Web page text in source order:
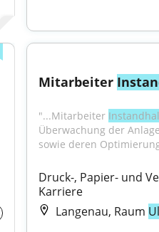
Mitarbeiter
"...Mitarbeiter
Überwachung der
sowie deren
Druck-, Papier- und
Karriere
Langenau, Raum